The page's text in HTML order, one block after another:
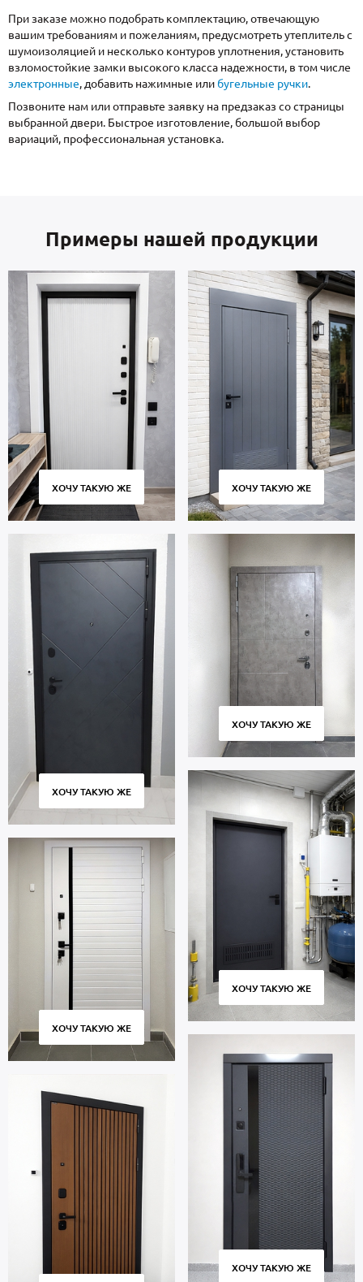
При заказе можно подобрать комплектацию, отвечающую
вашим требованиям и пожеланиям, предусмотреть утеплитель с
шумоизоляцией и несколько контуров уплотнения, установить
взломостойкие замки высокого класса надежности, в том числе
электронные, добавить нажимные илибугельные ручки.
Позвоните нам или отправьте заявку на предзаказ со страницы
выбранной двери. Быстрое изготовление, большой выбор
вариаций, профессиональная установка.
Примеры нашей продукции
ХОЧУ ТАКУЮ ЖЕ
ХОЧУ ТАКУЮ ЖЕ
ХОЧУ ТАКУЮ ЖЕ
ХОЧУ ТАКУЮ ЖЕ
ХОЧУ ТАКУЮ ЖЕ
ХОЧУ ТАКУЮ ЖЕ
ХОЧУ ТАКУЮ ЖЕ